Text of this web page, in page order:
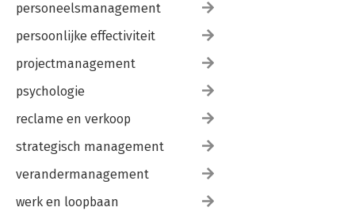
personeelsmanagement
persoonlijke effectiviteit
projectmanagement
psychologie
reclame en verkoop
strategisch management
verandermanagement
werk en loopbaan